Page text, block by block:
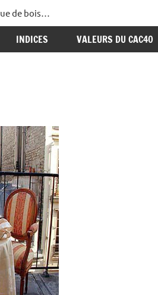
de bois…
INDICES VALEURS DU CAC40